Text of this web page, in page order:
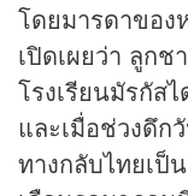
โดยมารดาขอ
เปิดเผยว่า ลูก
โรงเรียนมัรกัส
และเมื่อช่วงดึก
ทางกลับไทยเป็